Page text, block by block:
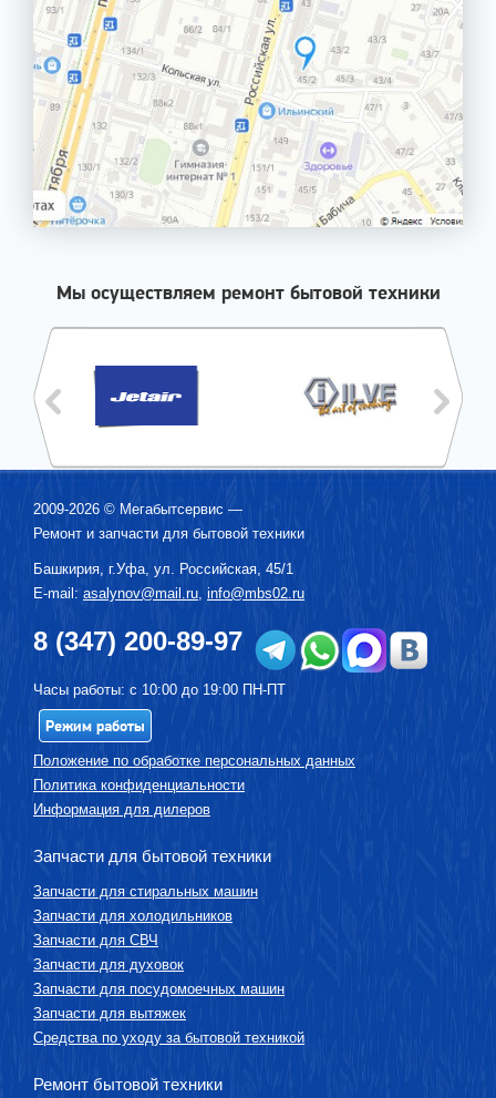
Мы осуществляем ремонт бытовой техники
2009-2026 © Мегабытсервис —
Ремонт и запчасти для бытовой техники
Башкирия, г.Уфа, ул. Российская, 45/1
E-mail: asalynov@mail.ru, info@mbs02.ru
8 (347) 200-89-97
Часы работы: с 10:00 до 19:00 ПН-ПТ
Режим работы
Положение по обработке персональных данных
Политика конфиденциальности
Информация для дилеров
Запчасти для бытовой техники
Запчасти для стиральных машин
Запчасти для холодильников
Запчасти для СВЧ
Запчасти для духовок
Запчасти для посудомоечных машин
Запчасти для вытяжек
Средства по уходу за бытовой техникой
Ремонт бытовой техники